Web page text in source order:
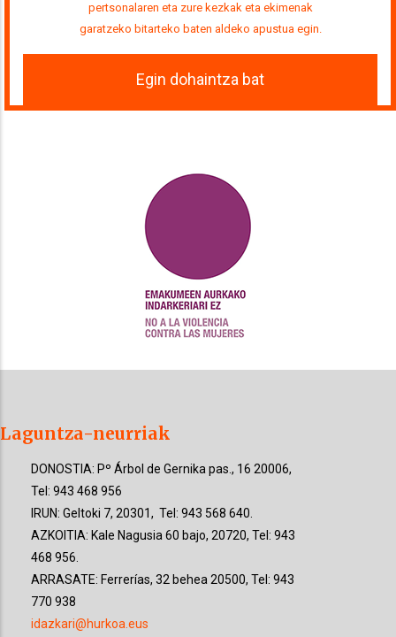
pertsonalaren eta zure kezkak eta ekimenak
garatzeko bitarteko baten aldeko apustua egin.
Egin dohaintza bat
Laguntza-neurriak
DONOSTIA: Pº Árbol de Gernika pas., 16 20006,
Tel: 943 468 956
IRUN: Geltoki 7, 20301, Tel: 943 568 640.
AZKOITIA: Kale Nagusia 60 bajo, 20720, Tel: 943
468 956.
ARRASATE: Ferrerías, 32 behea 20500, Tel: 943
770 938
idazkari@hurkoa.eus